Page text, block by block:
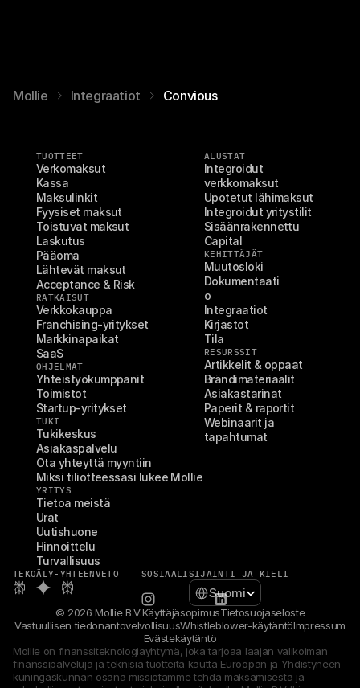
Mollie Integraatiot Convious
TUOTTEET
Verkomaksut
Kassa
Maksulinkit
Fyysiset maksut
Toistuvat maksut
Laskutus
Pääoma
Lähtevät maksut
Acceptance & Risk
RATKAISUT
Verkkokauppa
Franchising-yritykset
Markkinapaikat
SaaS
OHJELMAT
Yhteistyökumppanit
Toimistot
Startup-yritykset
TUKI
Tukikeskus
Asiakaspalvelu
Ota yhteyttä myyntiin
Miksi tiliotteessasi lukee Mollie
YRITYS
Tietoa meistä
Urat
Uutishuone
Hinnoittelu
Turvallisuus
ALUSTAT
Integroidut
verkkomaksut
Upotetut lähimaksut
Integroidut yritystilit
Sisäänrakennettu
Capital
KEHITTÄJÄT
Muutosloki
Dokumentaati
o
Integraatiot
Kirjastot
Tila
RESURSSIT
Artikkelit & oppaat
Brändimateriaalit
Asiakastarinat
Paperit & raportit
Webinaarit ja
tapahtumat
TEKOÄLY-YHTEENVETO SOSIAALISIJAINTI JA KIELI
Select Language
Suomi
© 2026 Mollie B.V.KäyttäjäsopimusTietosuojaseloste
Vastuullisen tiedonantovelvollisuusWhistleblower-käytäntöImpressum
Evästekäytäntö
Mollie on finanssiteknologiayhtymä, joka tarjoaa laajan valikoiman
finanssipalveluja ja teknisiä tuotteita kautta Euroopan ja Yhdistyneen
kuningaskunnan osana missiotamme tehdä maksamisesta ja